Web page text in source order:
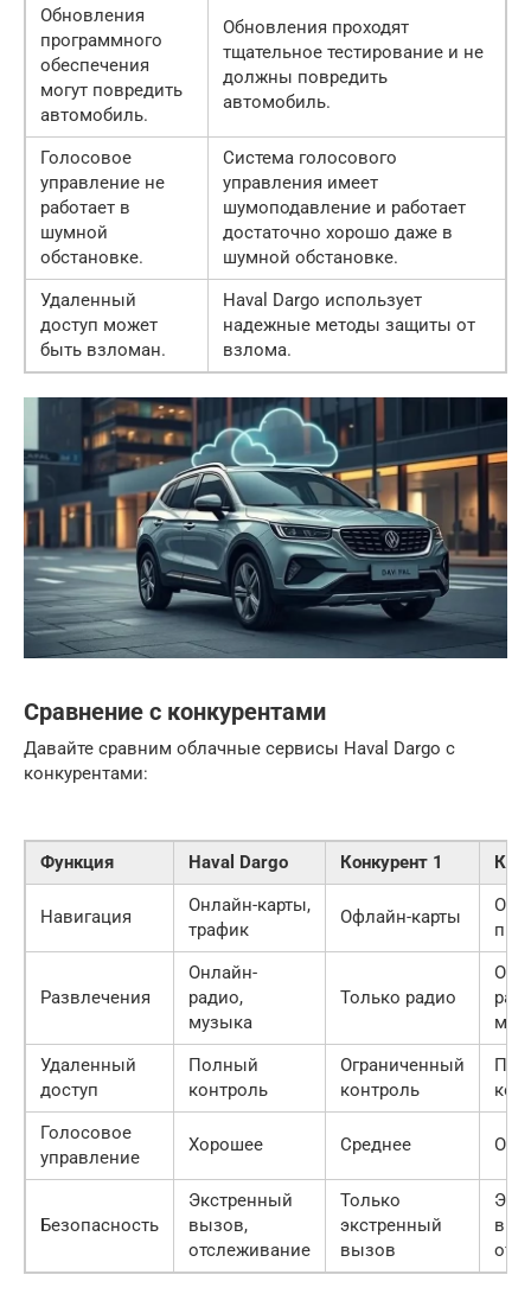
Обновления
программного
обеспечения
могут повредить
автомобиль.
Обновления проходят
тщательное тестирование и не
должны повредить
автомобиль.
Голосовое
управление не
работает в
шумной
обстановке.
Система голосового
управления имеет
шумоподавление и работает
достаточно хорошо даже в
шумной обстановке.
Удаленный
доступ может
быть взломан.
Haval Dargo использует
надежные методы защиты от
взлома.
Сравнение с конкурентами
Давайте сравним облачные сервисы Haval Dargo с
конкурентами:
Функция Haval Dargo Конкурент 1
Навигация
Онлайн-карты,
трафик
Офлайн-карты
Развлечения
Онлайн-
радио,
музыка
Только радио
Удаленный
доступ
Полный
контроль
Ограниченный
контроль
Голосовое
управление
Хорошее Среднее
Безопасность
Экстренный
вызов,
отслеживание
Только
экстренный
вызов